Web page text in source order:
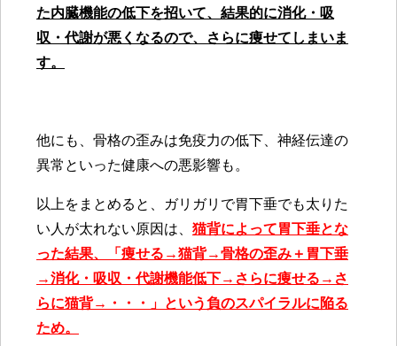
た内臓機能の低下を招いて、結果的に消化・吸
収・代謝が悪くなるので、さらに痩せてしまいま
す。
他にも、骨格の歪みは免疫力の低下、神経伝達の
異常といった健康への悪影響も。
以上をまとめると、ガリガリで胃下垂でも太りた
い人が太れない原因は、 猫背によって胃下垂とな
った結果、「痩せる→猫背→骨格の歪み＋胃下垂
→消化・吸収・代謝機能低下→さらに痩せる→さ
らに猫背→・・・」という負のスパイラルに陥る
ため。